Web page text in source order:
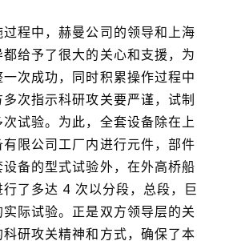
程中，赫曼公司的领导和上海
给予了很大的关心和支援，为
次成功，同时积累操作过程中
次指示科研攻关要严谨，试制
试验。为此，全套设备除在上
限公司工厂内进行元件，部件
备的型式试验外，在外高桥船
了多达 4 次以分段，总段，巨
际试验。正是双方领导层的关
研攻关精神和方式，确保了本